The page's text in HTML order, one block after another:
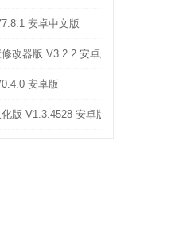
安卓中文版
改器版 V3.2.2 安卓版
安卓版
版 V1.3.4528 安卓版